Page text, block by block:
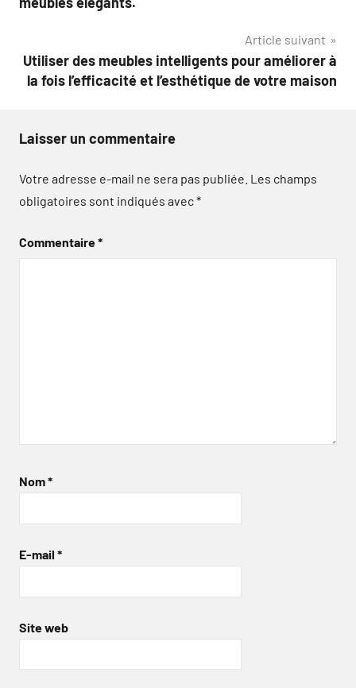
Article suivant
Utiliser des meubles intelligents pour améliorer à
la fois l’efficacité et l’esthétique de votre maison
Laisser un commentaire
Votre adresse e-mail ne sera pas publiée. Les champs
obligatoires sont indiqués avec*
Commentaire*
Nom*
E-mail *
Site web